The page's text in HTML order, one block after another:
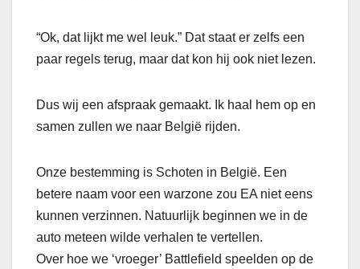
“Ok, dat lijkt me wel leuk.” Dat staat er zelfs een
paar regels terug, maar dat kon hij ook niet lezen.
Dus wij een afspraak gemaakt. Ik haal hem op en
samen zullen we naar België rijden.
Onze bestemming is Schoten in België. Een
betere naam voor een warzone zou EA niet eens
kunnen verzinnen. Natuurlijk beginnen we in de
auto meteen wilde verhalen te vertellen.
Over hoe we ‘vroeger’ Battlefield speelden op de